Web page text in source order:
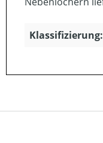
Klassifizierung: